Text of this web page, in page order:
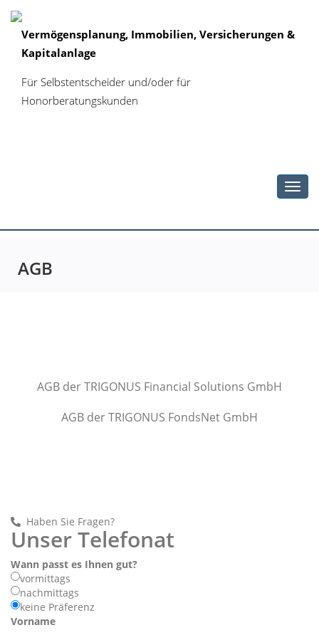
Vermögensplanung, Immobilien, Versicherungen &
Kapitalanlage
Für Selbstentscheider und/oder für
Honorberatungskunden
AGB
AGB der TRIGONUS Financial Solutions GmbH
AGB der TRIGONUS FondsNet GmbH
Haben Sie Fragen?
Unser Telefonat
Wann passt es Ihnen gut?
vormittags
nachmittags
keine Präferenz
Vorname